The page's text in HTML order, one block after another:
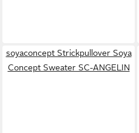
soyaconcept Strickpullover Soya
Concept Sweater SC-ANGELIN